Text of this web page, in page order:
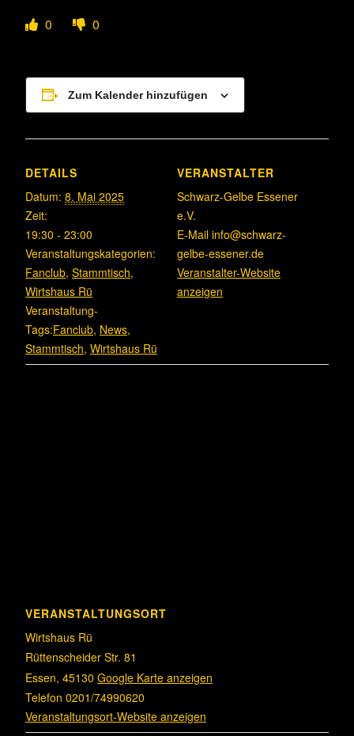
0 0
Zum Kalender hinzufügen
DETAILS
Datum: 8. Mai 2025
Zeit:
19:30 - 23:00
Veranstaltungskategorien:
Fanclub, Stammtisch,
Wirtshaus Rü
Veranstaltung-
Tags:Fanclub, News,
Stammtisch, Wirtshaus Rü
VERANSTALTER
Schwarz-Gelbe Essener
e.V.
E-Mail info@schwarz-
gelbe-essener.de
Veranstalter-Website
anzeigen
VERANSTALTUNGSORT
Wirtshaus Rü
Rüttenscheider Str. 81
Essen, 45130 Google Karte anzeigen
Telefon 0201/74990620
Veranstaltungsort-Website anzeigen